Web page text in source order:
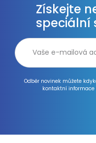
Získejte
speciální
Odběr novinek můžete
kontaktní